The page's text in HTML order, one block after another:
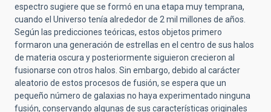
espectro sugiere que se formó en una etapa muy temprana,
cuando el Universo tenía alrededor de 2 mil millones de años.
Según las predicciones teóricas, estos objetos primero
formaron una generación de estrellas en el centro de sus halos
de materia oscura y posteriormente siguieron crecieron al
fusionarse con otros halos. Sin embargo, debido al carácter
aleatorio de estos procesos de fusión, se espera que un
pequeño número de galaxias no haya experimentado ninguna
fusión, conservando algunas de sus características originales